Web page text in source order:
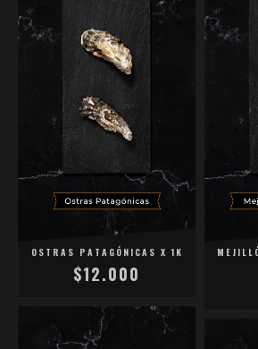
OSTRAS PATAGÓNICAS X 1K
$12.000